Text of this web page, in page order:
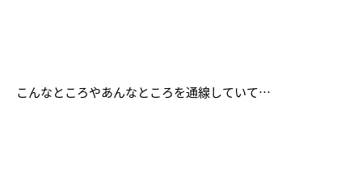
こんなところやあんなところを通線していて…